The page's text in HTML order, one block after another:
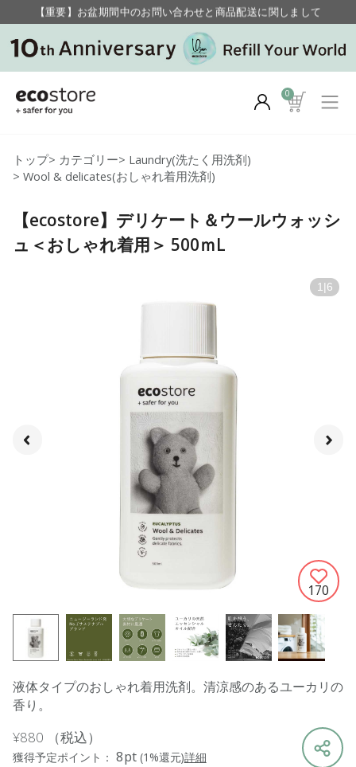
【重要】お盆期間中のお問い合わせと商品配送に関しまして
毎月お得にポイントが貯まる！ “月のポイントアップデー”
0
トップ> カテゴリー> Laundry(洗たく用洗剤)
> Wool & delicates(おしゃれ着用洗剤)
【ecostore】デリケート＆ウールウォッシ
ュ＜おしゃれ着用＞ 500ｍL
1 | 6
170
液体タイプのおしゃれ着用洗剤。清涼感のあるユーカリの
香り。
¥880 （税込）
獲得予定ポイント： 8pt (1%還元)詳細